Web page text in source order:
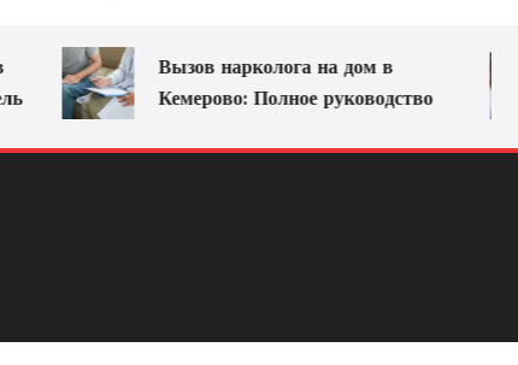
Вызов нарколога на дом в
Кемерово: Полное руководство